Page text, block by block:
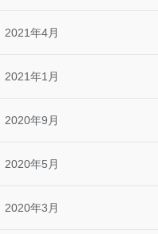
2021年4月
2021年1月
2020年9月
2020年5月
2020年3月